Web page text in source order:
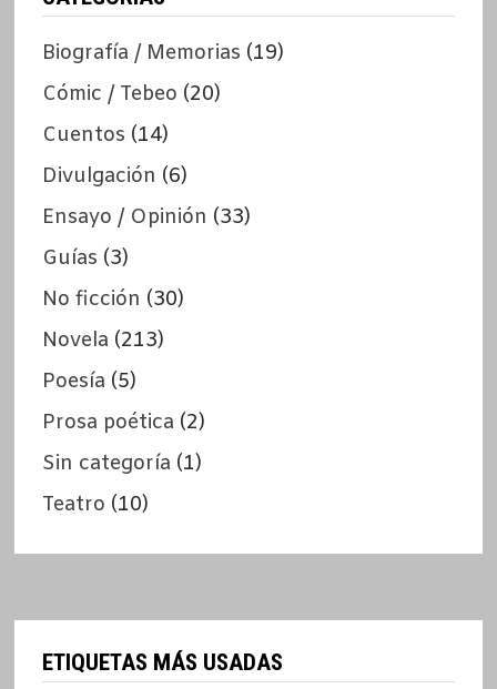
Biografía / Memorias (19)
Cómic / Tebeo (20)
Cuentos (14)
Divulgación (6)
Ensayo / Opinión (33)
Guías (3)
No ficción (30)
Novela (213)
Poesía (5)
Prosa poética (2)
Sin categoría (1)
Teatro (10)
ETIQUETAS MÁS USADAS